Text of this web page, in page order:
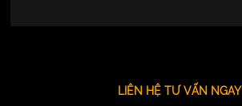
LIÊN HỆ TƯ VẤN NGAY